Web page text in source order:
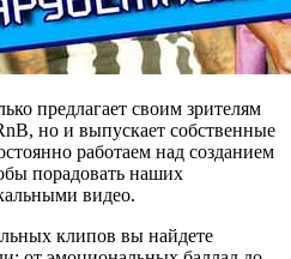
предлагает своим зрителям
но и выпускает собственные
работаем над созданием
порадовать наших
видео.
клипов вы найдете